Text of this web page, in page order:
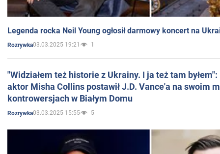
Legenda rocka Neil Young ogłosił darmowy koncert na
Rozrywka03.03.2025 19:21 1
"Widziałem też historie z Ukrainy. I ja też tam
aktor Misha Collins postawił J.D. Vance'a na swoim
kontrowersjach w Białym Domu
Rozrywka03.03.2025 15:55 5